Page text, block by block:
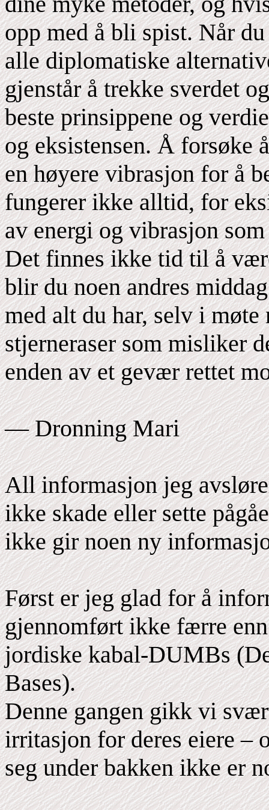
opp med å bli spist. Når
alle diplomatiske
gjenstår å trekke sverdet
beste prinsippene og
og eksistensen. Å forsøke
en høyere vibrasjon for å
fungerer ikke alltid, for
av energi og vibrasjon
Det finnes ikke tid til å
blir du noen andres
med alt du har, selv i
stjerneraser som misliker
enden av et gevær rettet
— Dronning Mari
All informasjon jeg
ikke skade eller sette
ikke gir noen ny
Først er jeg glad for å
gjennomført ikke færre
jordiske kabal-DUMBs
Bases).
Denne gangen gikk vi
irritasjon for deres eiere –
seg under bakken ikke er